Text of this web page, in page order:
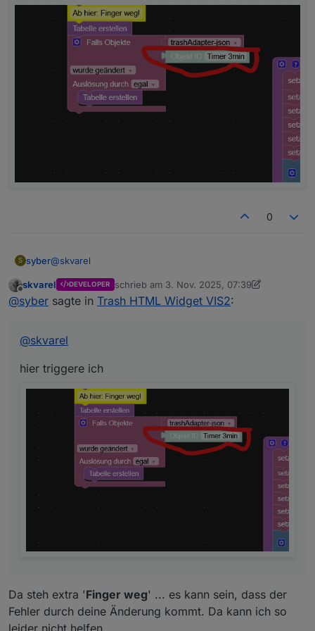
0
S syber@skvarel
hier triggere ich
Offline
skvarel DEVELOPER schrieb am 3. Nov. 2025, 07:39
zuletzt editiert von skvarel11. März 2025,
@syber sagte in Trash HTML Widget VIS2:
@skvarel
hier triggere ich
Da steh extra 'Finger weg' ... es kann sein, dass der
Fehler durch deine Änderung kommt. Da kann ich so